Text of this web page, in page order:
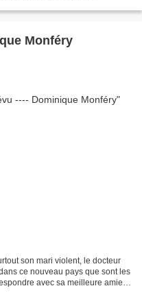
Monféry
son mari violent, le docteur
ce nouveau pays que sont les
avec sa meilleure amie